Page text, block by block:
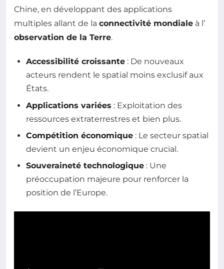
Chine, en développant des applications
multiples allant de la connectivité mondiale à l’
observation de la Terre.
Accessibilité croissante : De nouveaux
acteurs rendent le spatial moins exclusif aux
États.
Applications variées : Exploitation des
ressources extraterrestres et bien plus.
Compétition économique : Le secteur spatial
devient un enjeu économique crucial.
Souveraineté technologique : Une
préoccupation majeure pour renforcer la
position de l’Europe.